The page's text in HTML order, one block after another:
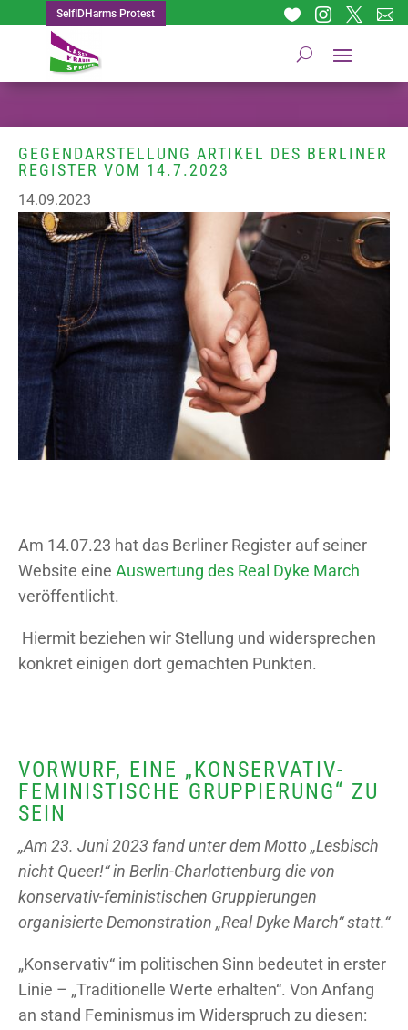
SelfIDHarms Protest 



GEGENDARSTELLUNG ARTIKEL DES BERLINER
REGISTER VOM 14.7.2023
14.09.2023
Am 14.07.23 hat das Berliner Register auf seiner
Website eine Auswertung des Real Dyke March
veröffentlicht.
Hiermit beziehen wir Stellung und widersprechen
konkret einigen dort gemachten Punkten.
VORWURF, EINE „KONSERVATIV-
FEMINISTISCHE GRUPPIERUNG“ ZU
SEIN
„Am 23. Juni 2023 fand unter dem Motto „Lesbisch
nicht Queer!“ in Berlin-Charlottenburg die von
konservativ-feministischen Gruppierungen
organisierte Demonstration „Real Dyke March“ statt.“
„Konservativ“ im politischen Sinn bedeutet in erster
Linie – „Traditionelle Werte erhalten“. Von Anfang
an stand Feminismus im Widerspruch zu diesen: